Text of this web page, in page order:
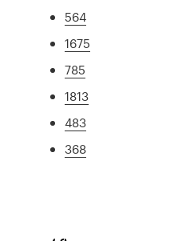
564
1675
785
1813
483
368